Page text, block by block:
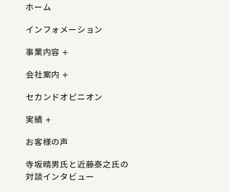
ホーム
インフォメーション
事業内容
会社案内
セカンドオピニオン
実績
お客様の声
寺坂晴男氏と近藤泰之氏の
対談インタビュー